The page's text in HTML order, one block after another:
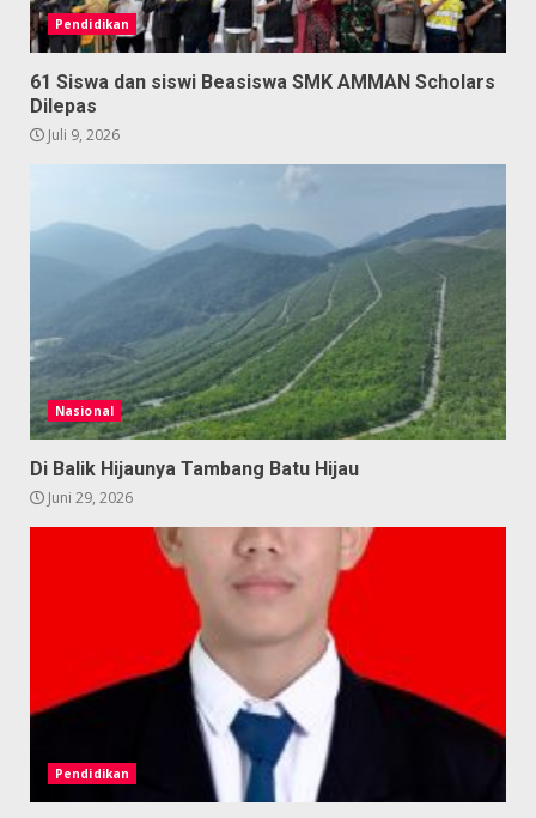
Pendidikan
61 Siswa dan siswi Beasiswa SMK AMMAN Scholars
Dilepas
Juli 9, 2026
Nasional
Di Balik Hijaunya Tambang Batu Hijau
Juni 29, 2026
Pendidikan